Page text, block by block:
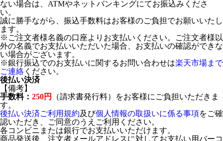
ない場合は、ATMやネットバンキングにてお振込みくださ
い。
誠に勝手ながら、振込手数料はお客様のご負担でお願いいたし
ます。
※ご注文者様名義の口座よりお支払いください。ご注文者様以
外の名義でお支払いいただいた場合、お支払いの確認ができな
い場合がございます。
※銀行振込でのお支払いに関するお問い合わせは楽天市場まで
ご連絡 ください。
後払い決済
【備考】
手数料： 250円
（請求書発行料）をお客様にご負担いただきま
す。
後払い決済ご利用規約及び個人情報の取扱いに係る事項をご確
認いただき、ご同意のうえご利用ください。
各コンビニまたは銀行でお支払いいただけます。
商品発送後、注文者メールアドレスに対してお支払い用バーコ